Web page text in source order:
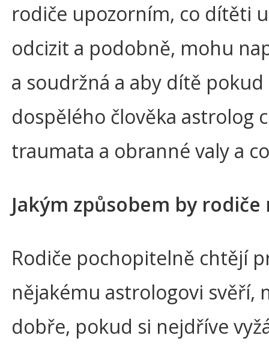
rodiče upozorním, co dítěti
odcizit a podobně, mohu
a soudržná a aby dítě
dospělého člověka astrolog
traumata a obranné valy a
Jakým způsobem by
Rodiče pochopitelně chtějí
nějakému astrologovi
dobře, pokud si nejdříve